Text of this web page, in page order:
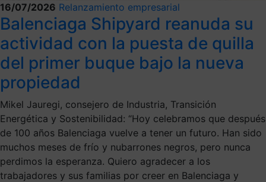
16/07/2026 Relanzamiento empresarial
Balenciaga Shipyard reanuda su
actividad con la puesta de quilla
del primer buque bajo la nueva
propiedad
Mikel Jauregi, consejero de Industria, Transición
Energética y Sostenibilidad: “Hoy celebramos que después
de 100 años Balenciaga vuelve a tener un futuro. Han sido
muchos meses de frío y nubarrones negros, pero nunca
perdimos la esperanza. Quiero agradecer a los
trabajadores y sus familias por creer en Balenciaga y